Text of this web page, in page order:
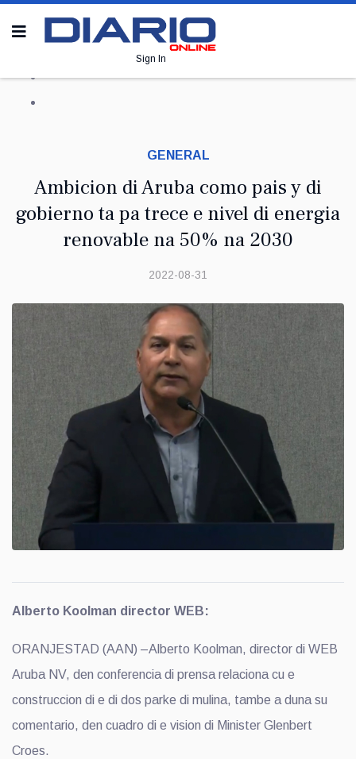
Sign In
GENERAL
Ambicion di Aruba como pais y di
gobierno ta pa trece e nivel di energia
renovable na 50% na 2030
2022-08-31
Alberto Koolman director WEB:
ORANJESTAD (AAN) –Alberto Koolman, director di WEB
Aruba NV, den conferencia di prensa relaciona cu e
construccion di e di dos parke di mulina, tambe a duna su
comentario, den cuadro di e vision di Minister Glenbert
Croes.